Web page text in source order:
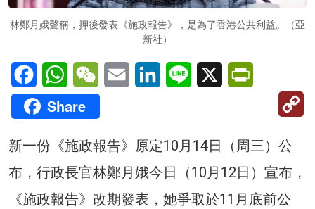
林鄭月娥聲稱，押後發表《施政報告》，是為了香港公共利益。（亞
新社）
FacebookWhatsAppWeChatEmail LinkedInLine X
Share
新一份《施政報告》原定10月14日（周三）公
布，行政長官林鄭月娥今日（10月12日）宣布，
《施政報告》改期發表，她爭取於11月底前公